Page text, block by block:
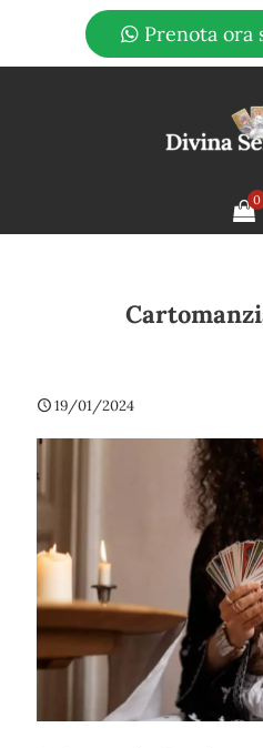
Prenota ora
0
19/01/2024